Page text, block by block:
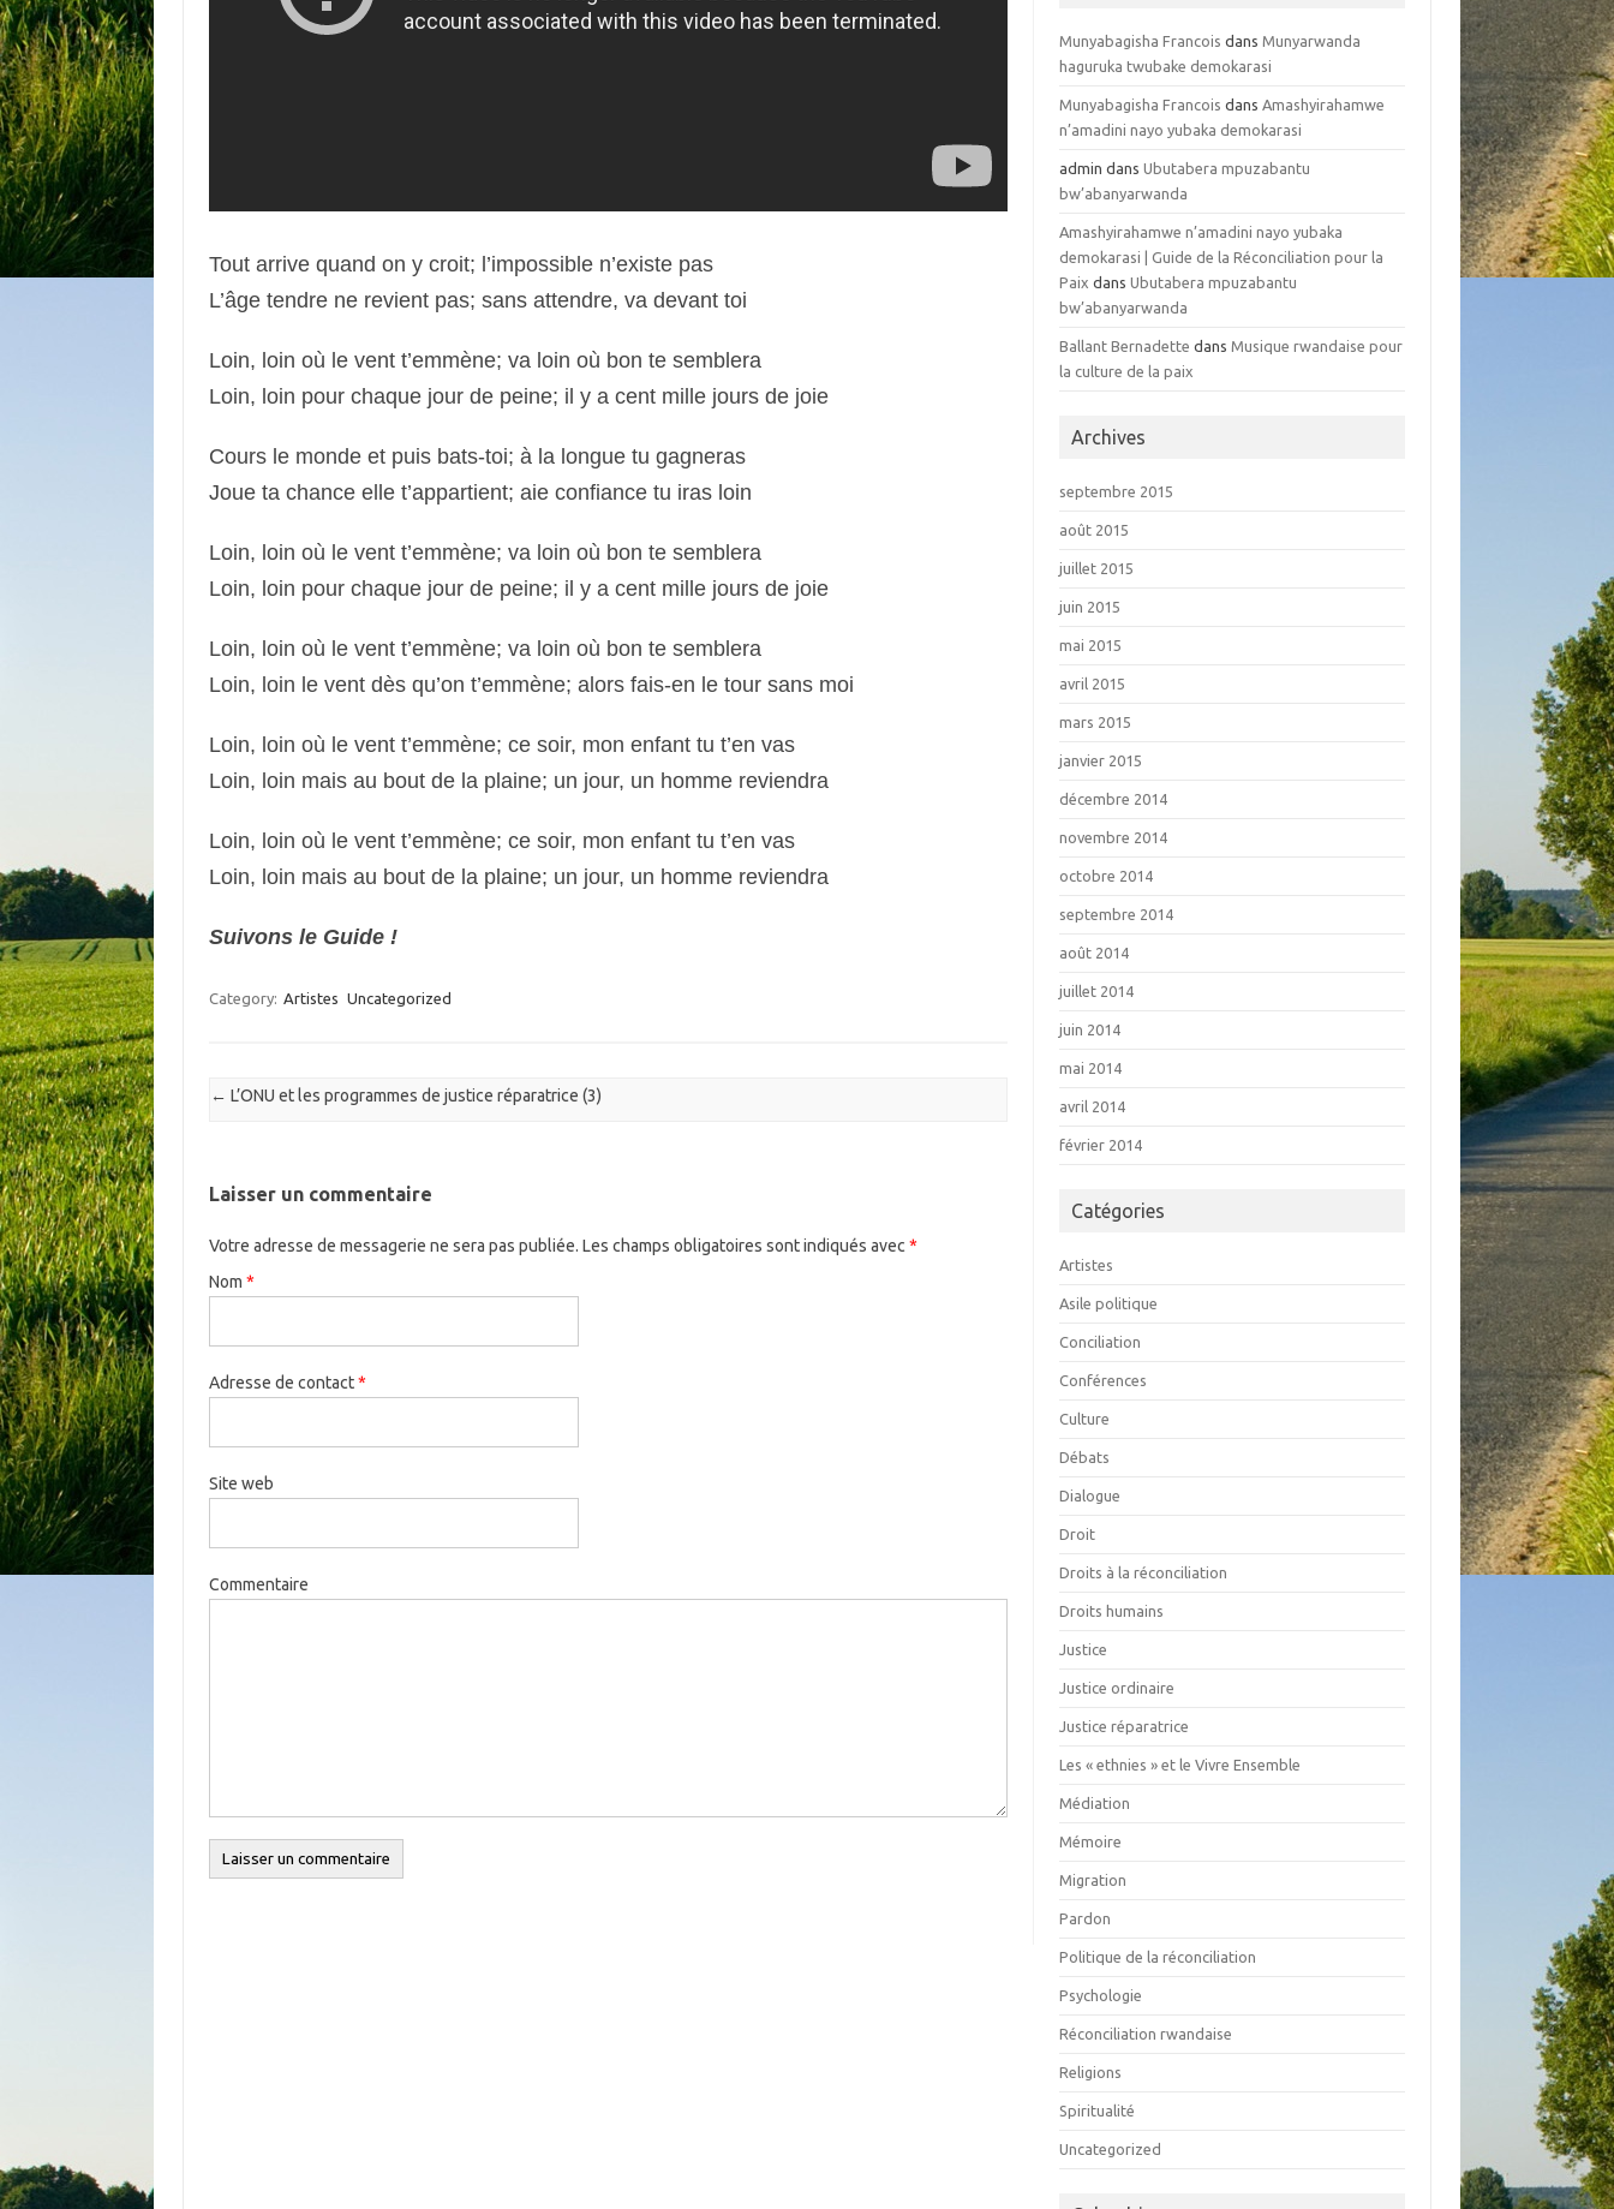
Tout arrive quand on y croit; l’impossible n’existe pas
L’âge tendre ne revient pas; sans attendre, va devant toi
Loin, loin où le vent t’emmène; va loin où bon te semblera
Loin, loin pour chaque jour de peine; il y a cent mille jours de joie
Cours le monde et puis bats-toi; à la longue tu gagneras
Joue ta chance elle t’appartient; aie confiance tu iras loin
Loin, loin où le vent t’emmène; va loin où bon te semblera
Loin, loin pour chaque jour de peine; il y a cent mille jours de joie
Loin, loin où le vent t’emmène; va loin où bon te semblera
Loin, loin le vent dès qu’on t’emmène; alors fais-en le tour sans moi
Loin, loin où le vent t’emmène; ce soir, mon enfant tu t’en vas
Loin, loin mais au bout de la plaine; un jour, un homme reviendra
Loin, loin où le vent t’emmène; ce soir, mon enfant tu t’en vas
Loin, loin mais au bout de la plaine; un jour, un homme reviendra
Suivons le Guide !
Category: Artistes Uncategorized
Post navigation
← L’ONU et les programmes de justice réparatrice (3)
Laisser un commentaire
Votre adresse de messagerie ne sera pas publiée. Les champs obligatoires sont indiqués avec *
Nom *
Adresse de contact*
Site web
Commentaire
Munyabagisha Francois dansMunyarwanda
haguruka twubake demokarasi
Munyabagisha Francois dansAmashyirahamwe
n’amadini nayo yubaka demokarasi
admin dansUbutabera mpuzabantu
bw’abanyarwanda
Amashyirahamwe n’amadini nayo yubaka
demokarasi | Guide de la Réconciliation pour la
Paix dansUbutabera mpuzabantu
bw’abanyarwanda
Ballant Bernadette dansMusique rwandaise pour
la culture de la paix
Archives
septembre 2015
août 2015
juillet 2015
juin 2015
mai 2015
avril 2015
mars 2015
janvier 2015
décembre 2014
novembre 2014
octobre 2014
septembre 2014
août 2014
juillet 2014
juin 2014
mai 2014
avril 2014
février 2014
Catégories
Artistes
Asile politique
Conciliation
Conférences
Culture
Débats
Dialogue
Droit
Droits à la réconciliation
Droits humains
Justice
Justice ordinaire
Justice réparatrice
Les « ethnies » et le Vivre Ensemble
Médiation
Mémoire
Migration
Pardon
Politique de la réconciliation
Psychologie
Réconciliation rwandaise
Religions
Spiritualité
Uncategorized